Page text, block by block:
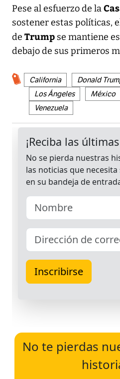
Pese al esfuerzo de la
sostener estas políticas,
de Trump se mantiene
debajo de sus primeros
California Donald
Los Ángeles
México
Venezuela
No te pierdas